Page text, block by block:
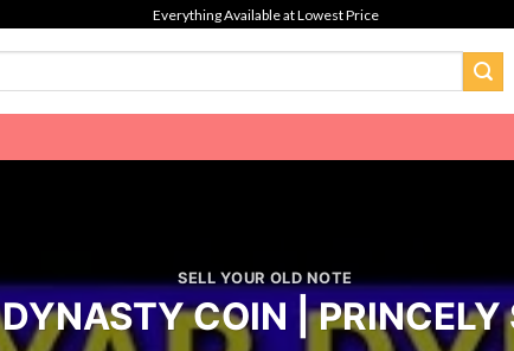
Everything Available at Lowest Price
SELL YOUR OLD NOTE
COIN | PRINCELY